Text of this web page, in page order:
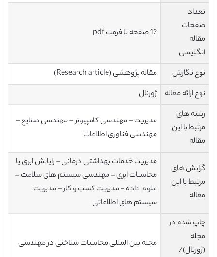
تعداد
صفحات
مقاله
انگلیسی
12 صفحه با فرمت pdf
نوع نگارش
مقاله پژوهشی (Research article)
نوع ارائه مقاله
ژورنال
رشته های
مرتبط با این
مقاله
مدیریت – مهندسی کامپیوتر – مهندسی صنایع –
مهندسی فناوری اطلاعات
گرایش های
مرتبط با این
مقاله
مدیریت خدمات بهداشتی درمانی – رایانش ابری یا
محاسبات ابری – مهندسی سیستم های سلامت –
علوم داده – مدیریت کسب و کار – مدیریت
سیستم های اطلاعاتی
چاپ شده در
مجله
(ژورنال)/
مجله بین المللی محاسبات شناختی در مهندسی